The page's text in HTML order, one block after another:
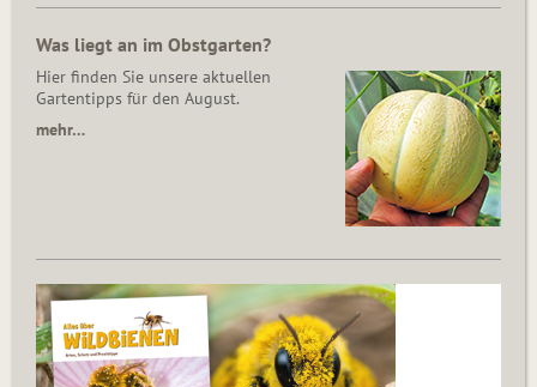
Was liegt an im Obstgarten?
Hier finden Sie unsere aktuellen
Gartentipps für den August.
mehr…